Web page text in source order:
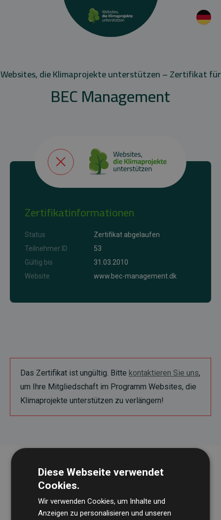
Websites, die Klimaprojekte unterstützen – Zertifikat für
BEC Management
Zertifikatinformationen
Status
Zertifikat abgelaufen
Teilnehmer ID
53
Gültig bis
31.03.2010
Website
www.bec-management.dk
Das Zertifikat ist ungültig. Bitte kontaktieren Sie uns,
um Ihre Mitgliedschaft im Programm Websites, die
Klimaprojekte unterstützen zu verlängern!
Diese Webseite verwendet
Cookies.
Wir verwenden Cookies, um Inhalte und
Anzeigen zu personalisieren und unseren